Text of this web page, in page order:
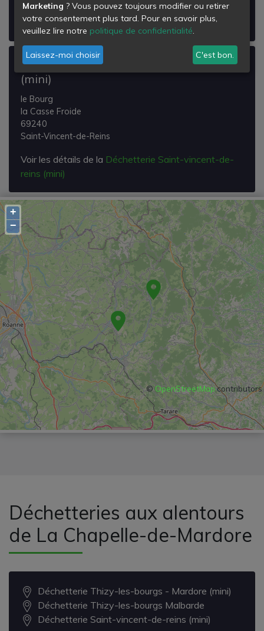
Voir les détails de laDéchetterie Thizy-les-bourgs
Malbarde
Déchetterie Saint-vincent-de-reins
(mini)
le Bourg
la Casse Froide
69240
Saint-Vincent-de-Reins
Voir les détails de la Déchetterie Saint-vincent-de-
reins (mini)
+
−
©OpenStreetMapcontributors
Déchetteries aux alentours
de La Chapelle-de-Mardore
Déchetterie Thizy-les-bourgs - Mardore (mini)
Déchetterie Thizy-les-bourgs Malbarde
Déchetterie Saint-vincent-de-reins (mini)
Marketing ? Vous pouvez toujours modifier ou retirer
votre consentement plus tard. Pour en savoir plus,
veuillez lire notre politique de confidentialité.
Laissez-moi choisir C'est bon.